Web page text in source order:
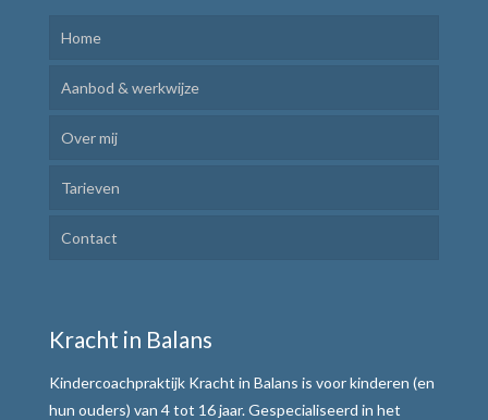
Home
Aanbod & werkwijze
Kindercoaching
Ik Leer Leren
Plannen en uitvoeren
Weerbaar communiceren
Werkwijze
Over mij
Tarieven
Contact
Kracht in Balans
Kindercoachpraktijk Kracht in Balans is voor kinderen (en
hun ouders) van 4 tot 16 jaar. Gespecialiseerd in het